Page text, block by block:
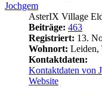
Jochgem
AsterIX Village
Beiträge: 463
Registriert: 13.
Wohnort: Leiden,
Kontaktdaten:
Kontaktdaten von
Website